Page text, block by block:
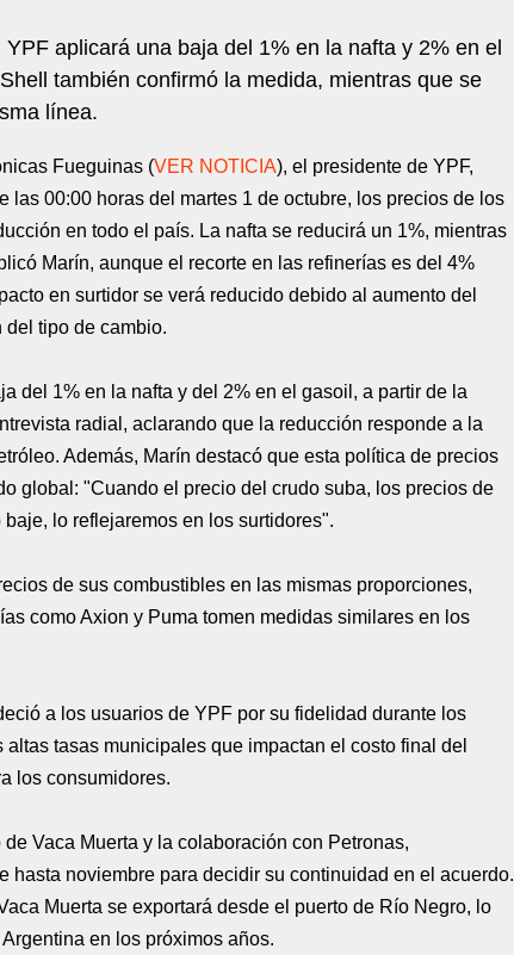
aplicará una baja del 1% en la nafta y 2% en el
también confirmó la medida, mientras que se
línea.
Fueguinas (VER NOTICIA), el presidente de YPF,
las 00:00 horas del martes 1 de octubre, los precios de los
en todo el país. La nafta se reducirá un 1%, mientras
Marín, aunque el recorte en las refinerías es del 4%
en surtidor se verá reducido debido al aumento del
tipo de cambio.
del 1% en la nafta y del 2% en el gasoil, a partir de la
radial, aclarando que la reducción responde a la
Además, Marín destacó que esta política de precios
global: "Cuando el precio del crudo suba, los precios de
lo reflejaremos en los surtidores".
de sus combustibles en las mismas proporciones,
como Axion y Puma tomen medidas similares en los
a los usuarios de YPF por su fidelidad durante los
tasas municipales que impactan el costo final del
los consumidores.
Vaca Muerta y la colaboración con Petronas,
hasta noviembre para decidir su continuidad en el acuerdo.
Muerta se exportará desde el puerto de Río Negro, lo
en los próximos años.